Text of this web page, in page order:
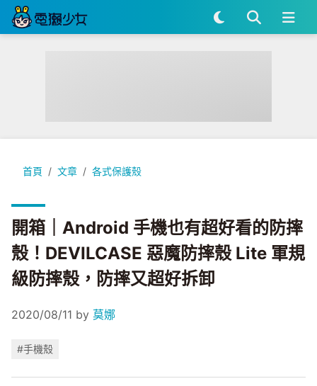
首頁 文章 各式保護殼
開箱｜Android 手機也有超好看的防摔殼！DEVILCASE 惡魔
開箱｜Android 手機也有超好看的防摔
殼！DEVILCASE 惡魔防摔殼 Lite 軍規
級防摔殼，防摔又超好拆卸
2020/08/11 by 莫娜
#手機殼